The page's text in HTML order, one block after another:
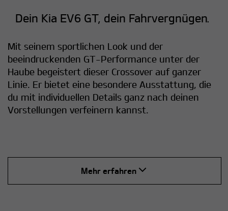
Dein Kia EV6 GT, dein Fahrvergnügen.
Mit seinem sportlichen Look und der
beeindruckenden GT-Performance unter der
Haube begeistert dieser Crossover auf ganzer
Linie. Er bietet eine besondere Ausstattung, die
du mit individuellen Details ganz nach deinen
Vorstellungen verfeinern kannst.
Mehr erfahren